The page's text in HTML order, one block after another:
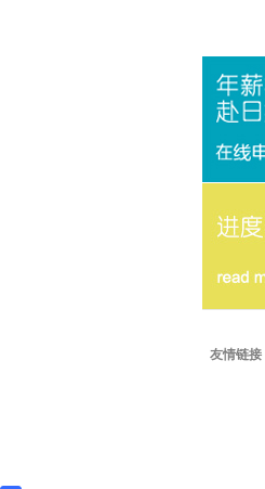
在线申请
友情链接